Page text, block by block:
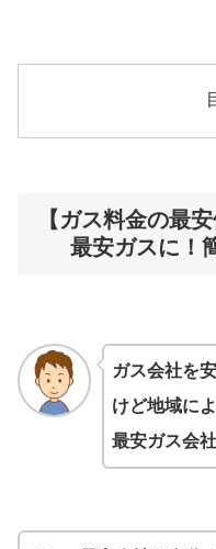
【ガス料金の最
最安ガスに！
ガス会社を
けど地域に
最安ガス会